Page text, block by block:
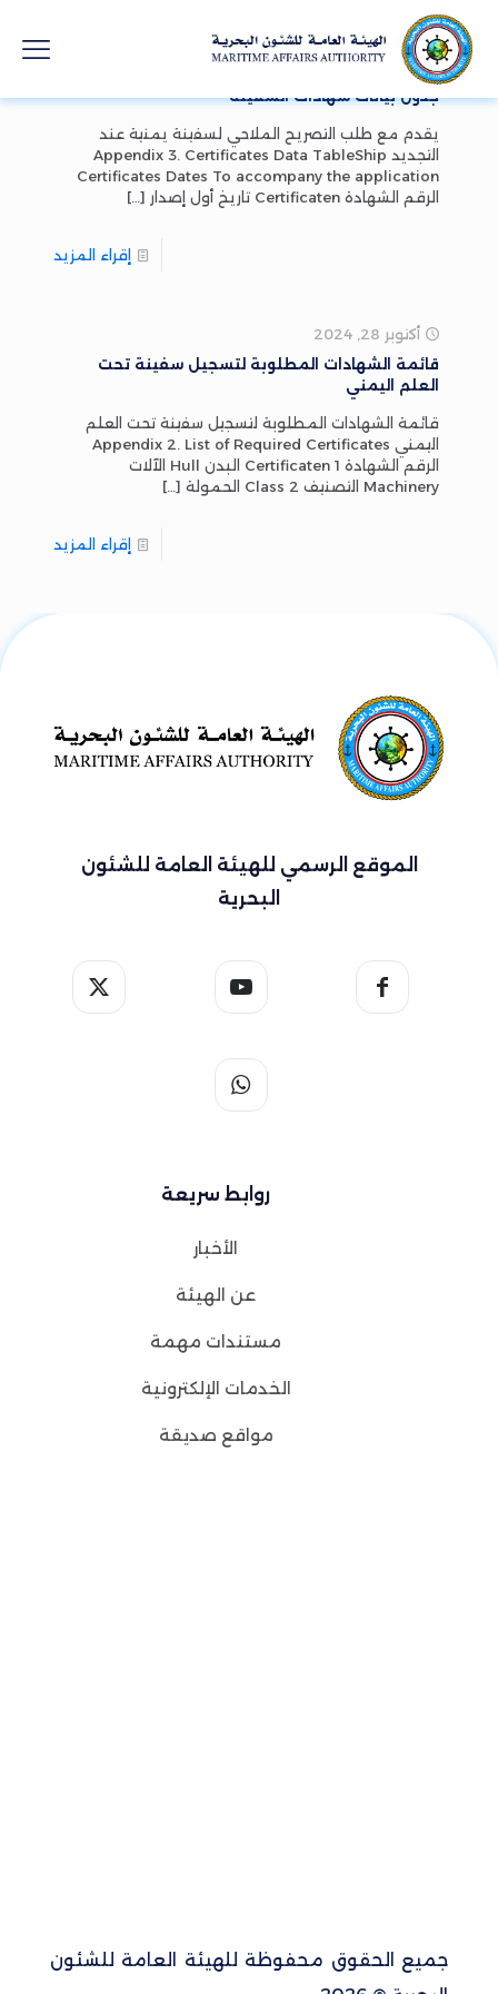
أكتوبر 28, 2024
جدول بيانات شهادات السفينة
يقدم مع طلب التصريح الملاحي لسفينة يمنية عند
التجديد Appendix 3. Certificates Data TableShip
Certificates Dates To accompany the application
الرقم الشهادة Certificaten تاريخ أول إصدار
[…]
إقراء المزيد
أكتوبر 28, 2024
قائمة الشهادات المطلوبة لتسجيل سفينة تحت
العلم اليمني
قائمة الشهادات المطلوبة لتسجيل سفينة تحت العلم
اليمني Appendix 2. List of Required Certificates
الرقم الشهادة Certificaten 1 البدن Hull الآلات
Machinery التصنيف Class 2 الحمولة
[…]
إقراء المزيد
الموقع الرسمي للهيئة العامة للشئون
البحرية
روابط سريعة
الأخبار
عن الهيئة
مستندات مهمة
الخدمات الإلكترونية
مواقع صديقة
جميع الحقوق محفوظة للهيئة العامة للشئون